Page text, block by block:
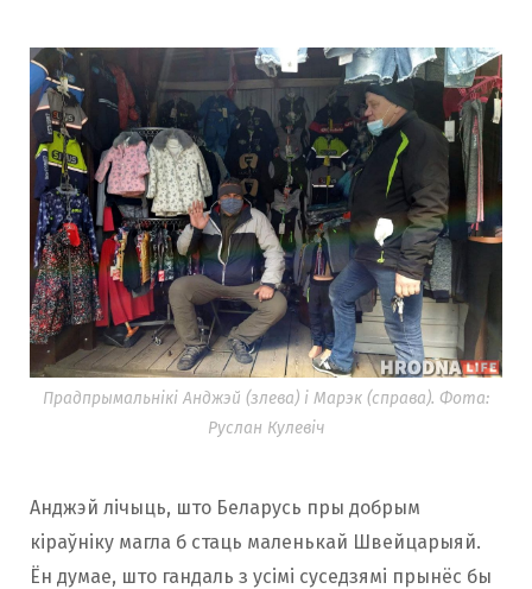
Прадпрымальнікі Анджэй (злева) і Марэк (справа). Фота:
Руслан Кулевіч
Анджэй лічыць, што Беларусь пры добрым
кіраўніку магла б стаць маленькай Швейцарыяй.
Ён думае, што гандаль з усімі суседзямі прынёс бы